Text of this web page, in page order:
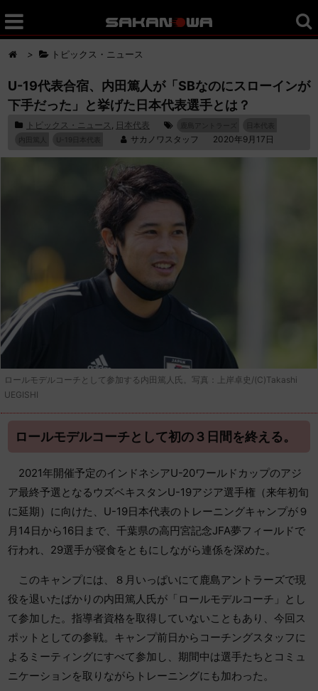
> トピックス・ニュース
U-19代表合宿、内田篤人が「SBなのにスローインが
下手だった」と挙げた日本代表選手とは？
トピックス・ニュース , 日本代表
サカノワスタッフ 2020年9月17日
ロールモデルコーチとして参加する内田篤人氏。写真：上岸卓史/(C)Takashi
UEGISHI
ロールモデルコーチとして初の３日間を終える。
2021年開催予定のインドネシアU-20ワールドカップのアジ
ア最終予選となるウズベキスタンU-19アジア選手権（来年初旬
に延期）に向けた、U-19日本代表のトレーニングキャンプが９
月14日から16日まで、千葉県の高円宮記念JFA夢フィールドで
行われ、29選手が寝食をともにしながら連係を深めた。
このキャンプには、８月いっぱいにて鹿島アントラーズで現
役を退いたばかりの内田篤人氏が「ロールモデルコーチ」とし
て参加した。指導者資格を取得していないこともあり、今回ス
ポットとしての参戦。キャンプ前日からコーチングスタッフに
よるミーティングにすべて参加し、期間中は選手たちとコミュ
ニケーションを取りながらトレーニングにも加わった。